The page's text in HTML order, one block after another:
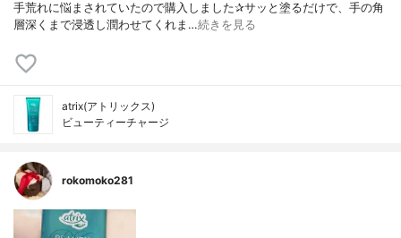
手荒れに悩まされていたので購入しました✰︎サッと塗るだけで、手の角
層深くまで浸透し潤わせてくれま…続きを見る
atrix(アトリックス)
ビューティーチャージ
rokomoko281